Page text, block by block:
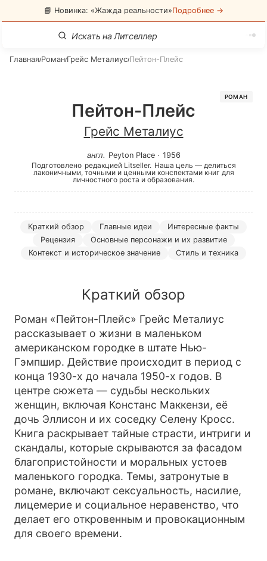
📘 Новинка: «Жажда реальности»Подробнее →
Главная/Роман/Грейс Металиус/Пейтон-Плейс
РОМАН
Пейтон-Плейс
Грейс Металиус
англ. Peyton Place· 1956
Подготовлено редакцией Litseller. Наша цель — делиться
лаконичными, точными и ценными конспектами книг для
личностного роста и образования.
Краткий обзор Главные идеи
Интересные факты
Рецензия
Основные персонажи и их развитие
Контекст и историческое значение
Стиль и техника
Краткий обзор
Роман «Пейтон-Плейс» Грейс Металиус
рассказывает о жизни в маленьком
американском городке в штате Нью-
Гэмпшир. Действие происходит в период с
конца 1930-х до начала 1950-х годов. В
центре сюжета — судьбы нескольких
женщин, включая Констанс Маккензи, её
дочь Эллисон и их соседку Селену Кросс.
Книга раскрывает тайные страсти, интриги и
скандалы, которые скрываются за фасадом
благопристойности и моральных устоев
маленького городка. Темы, затронутые в
романе, включают сексуальность, насилие,
лицемерие и социальное неравенство, что
делает его откровенным и провокационным
для своего времени.